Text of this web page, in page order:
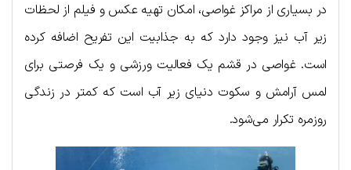
در بسیاری از مراکز غواصی، امکان تهیه عکس و فیلم از لحظات
زیر آب نیز وجود دارد که به جذابیت این تفریح اضافه کرده
است. غواصی در قشم یک فعالیت ورزشی و یک فرصتی برای
لمس آرامش و سکوت دنیای زیر آب است که کمتر در زندگی
روزمره تکرار می‌شود.